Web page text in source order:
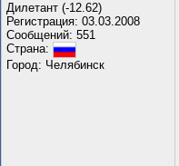
Дилетант (-12.62)
Регистрация: 03.03.2008
Сообщений: 551
Страна:
Город: Челябинск